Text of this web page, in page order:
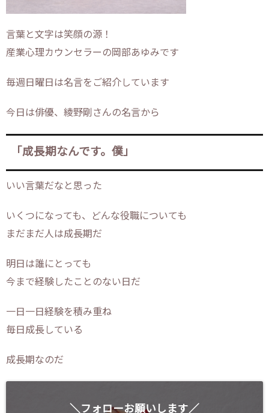
言葉と文字は笑顔の源！
産業心理カウンセラーの岡部あゆみです
毎週日曜日は名言をご紹介しています
今日は俳優、綾野剛さんの名言から
「成長期なんです。僕」
いい言葉だなと思った
いくつになっても、どんな役職についても
まだまだ人は成長期だ
明日は誰にとっても
今まで経験したことのない日だ
一日一日経験を積み重ね
毎日成長している
成長期なのだ
＼フォローお願いします／